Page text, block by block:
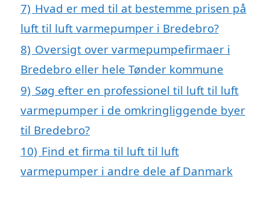
7) Hvad er med til at bestemme prisen på
luft til luft varmepumper i Bredebro?
8) Oversigt over varmepumpefirmaer i
Bredebro eller hele Tønder kommune
9) Søg efter en professionel til luft til luft
varmepumper i de omkringliggende byer
til Bredebro?
10) Find et firma til luft til luft
varmepumper i andre dele af Danmark